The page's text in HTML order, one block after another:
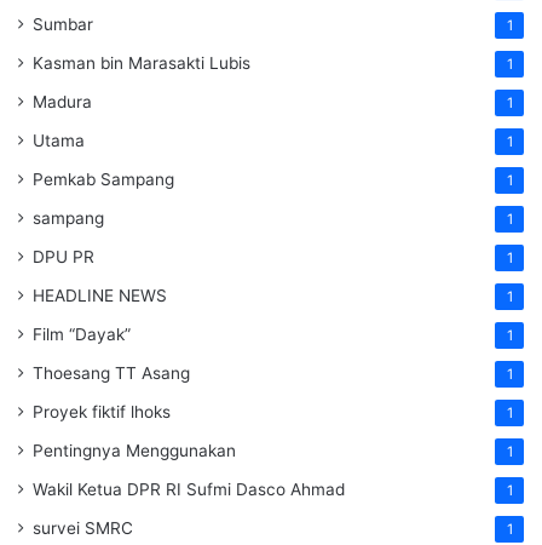
Sumbar 1
Kasman bin Marasakti Lubis 1
Madura 1
Utama 1
Pemkab Sampang 1
sampang 1
DPU PR 1
HEADLINE NEWS 1
Film “Dayak” 1
Thoesang TT Asang 1
Proyek fiktif lhoks 1
Pentingnya Menggunakan 1
Wakil Ketua DPR RI Sufmi Dasco Ahmad 1
survei SMRC 1